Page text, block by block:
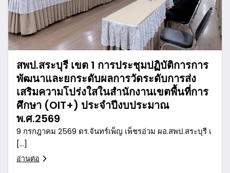
สพป.สระบุรี เขต 1 การประชุมปฏิบัติการการ
พัฒนาและยกระดับผลการวัดระดับการส่ง
เสริมความโปร่งใสในสำนักงานเขตพื้นที่การ
ศึกษา (OIT+) ประจำปีงบประมาณ
พ.ศ.2569
9 กรกฎาคม 2569 ดร.จันทร์เพ็ญ เพ็ชรอ่วม ผอ.สพป.สระบุรี เ
[…]
อ่านต่อ